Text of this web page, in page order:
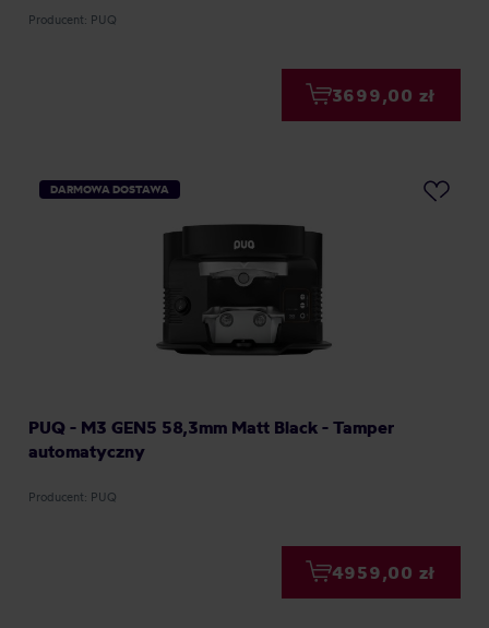
Producent: PUQ
3699,00 zł
DARMOWA DOSTAWA
PUQ - M3 GEN5 58,3mm Matt Black - Tamper
automatyczny
Producent: PUQ
4959,00 zł